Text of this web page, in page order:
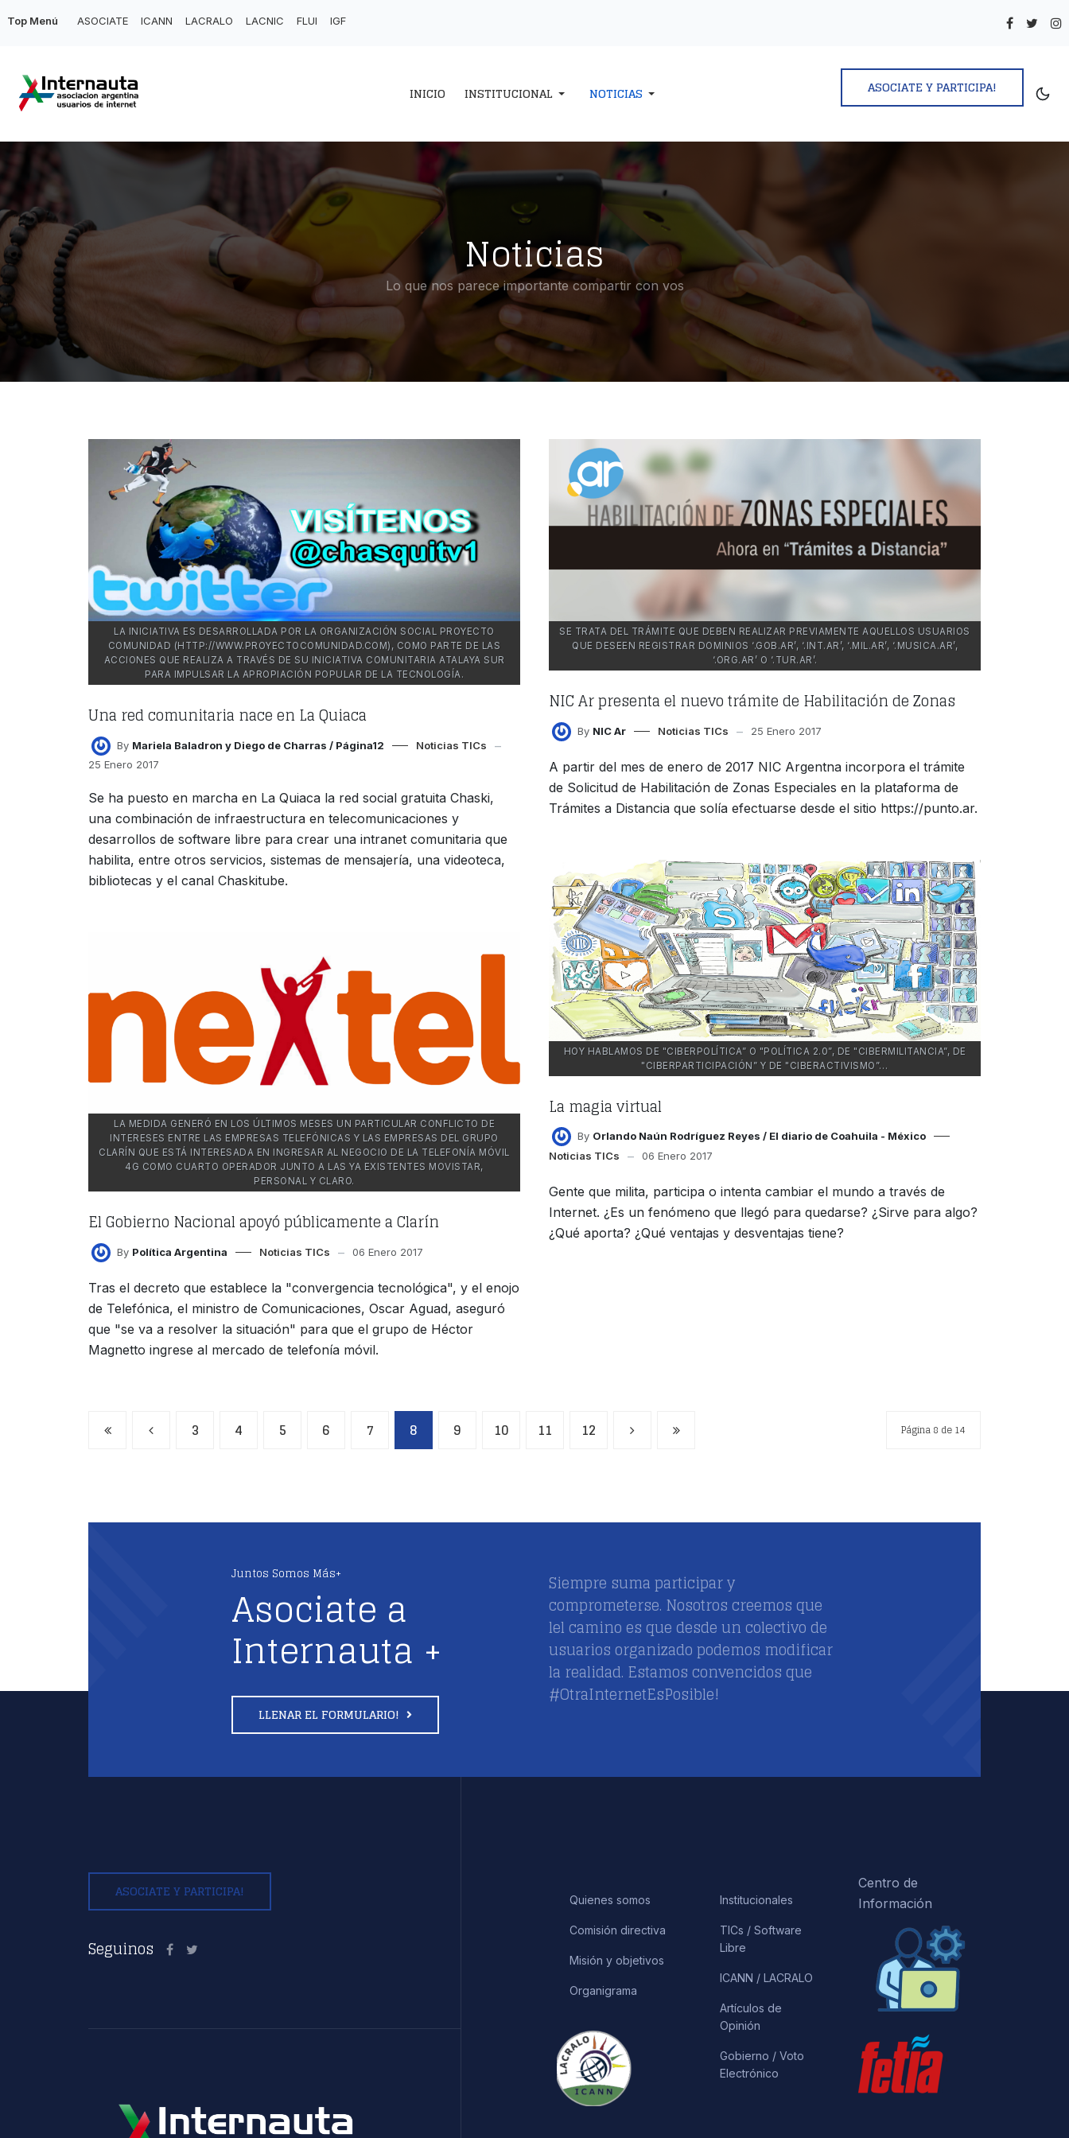
Top Menú ASOCIATE ICANN LACRALO LACNIC FLUI IGF
INICIO INSTITUCIONAL NOTICIAS ASOCIATE Y PARTICIPA!
Noticias
Lo que nos parece importante compartir con vos
LA INICIATIVA ES DESARROLLADA POR LA ORGANIZACIÓN SOCIAL PROYECTO
COMUNIDAD (HTTP://WWW.PROYECTOCOMUNIDAD.COM), COMO PARTE DE LAS
ACCIONES QUE REALIZA A TRAVÉS DE SU INICIATIVA COMUNITARIA ATALAYA SUR
PARA IMPULSAR LA APROPIACIÓN POPULAR DE LA TECNOLOGÍA.
Una red comunitaria nace en La Quiaca
By Mariela Baladron y Diego de Charras / Página12
Noticias TICs
25 Enero 2017
Se ha puesto en marcha en La Quiaca la red social gratuita Chaski,
una combinación de infraestructura en telecomunicaciones y
desarrollos de software libre para crear una intranet comunitaria que
habilita, entre otros servicios, sistemas de mensajería, una videoteca,
bibliotecas y el canal Chaskitube.
SE TRATA DEL TRÁMITE QUE DEBEN REALIZAR PREVIAMENTE AQUELLOS USUARIOS
QUE DESEEN REGISTRAR DOMINIOS ‘.GOB.AR’, ‘.INT.AR’, ‘.MIL.AR’, ‘.MUSICA.AR’,
‘.ORG.AR’ O ‘.TUR.AR’.
NIC Ar presenta el nuevo trámite de Habilitación de Zonas
By NIC Ar Noticias TICs 25 Enero 2017
A partir del mes de enero de 2017 NIC Argentna incorpora el trámite
de Solicitud de Habilitación de Zonas Especiales en la plataforma de
Trámites a Distancia que solía efectuarse desde el sitio https://punto.ar.
HOY HABLAMOS DE "CIBERPOLÍTICA” O "POLÍTICA 2.0”, DE "CIBERMILITANCIA”, DE
"CIBERPARTICIPACIÓN” Y DE "CIBERACTIVISMO”…
La magia virtual
By Orlando Naún Rodríguez Reyes / El diario de Coahuila - México
Noticias TICs
06 Enero 2017
Gente que milita, participa o intenta cambiar el mundo a través de
Internet. ¿Es un fenómeno que llegó para quedarse? ¿Sirve para algo?
¿Qué aporta? ¿Qué ventajas y desventajas tiene?
LA MEDIDA GENERÓ EN LOS ÚLTIMOS MESES UN PARTICULAR CONFLICTO DE
INTERESES ENTRE LAS EMPRESAS TELEFÓNICAS Y LAS EMPRESAS DEL GRUPO
CLARÍN QUE ESTÁ INTERESADA EN INGRESAR AL NEGOCIO DE LA TELEFONÍA MÓVIL
4G COMO CUARTO OPERADOR JUNTO A LAS YA EXISTENTES MOVISTAR,
PERSONAL Y CLARO.
El Gobierno Nacional apoyó públicamente a Clarín
By Política Argentina Noticias TICs 06 Enero 2017
Tras el decreto que establece la "convergencia tecnológica", y el enojo
de Telefónica, el ministro de Comunicaciones, Oscar Aguad, aseguró
que "se va a resolver la situación" para que el grupo de Héctor
Magnetto ingrese al mercado de telefonía móvil.
3 4 5 6 7 8 9 10 11 12 Página 8 de 14
Juntos Somos Más+
Asociate a
Internauta +
LLENAR EL FORMULARIO!
Siempre suma participar y
comprometerse. Nosotros creemos que
lel camino es que desde un colectivo de
usuarios organizado podemos modificar
la realidad. Estamos convencidos que
#OtraInternetEsPosible!
ASOCIATE Y PARTICIPA!
Seguinos
Quienes somos
Comisión directiva
Misión y objetivos
Organigrama
Institucionales
TICs / Software
Libre
ICANN / LACRALO
Artículos de
Opinión
Gobierno / Voto
Electrónico
Centro de
Información